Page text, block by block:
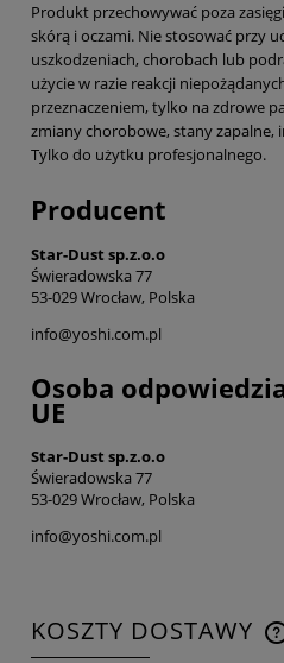
Produkt przechowywać poza
skórą i oczami. Nie stosować przy
uszkodzeniach, chorobach lub
użycie w razie reakcji
przeznaczeniem, tylko na zdrowe
zmiany chorobowe, stany zapalne,
Tylko do użytku profesjonalnego.
Producent
Star-Dust sp.z.o.o
Świeradowska 77
53-029 Wrocław, Polska
info@yoshi.com.pl
Osoba
UE
Star-Dust sp.z.o.o
Świeradowska 77
53-029 Wrocław, Polska
info@yoshi.com.pl
KOSZTY DOSTAWY
CENA NIE ZAWIERA